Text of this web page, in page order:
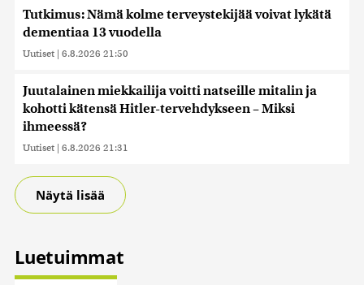
Tutkimus: Nämä kolme terveystekijää voivat lykätä
dementiaa 13 vuodella
Uutiset | 6.8.2026 21:50
Juutalainen miekkailija voitti natseille mitalin ja
kohotti kätensä Hitler-tervehdykseen – Miksi
ihmeessä?
Uutiset | 6.8.2026 21:31
Näytä lisää
Luetuimmat